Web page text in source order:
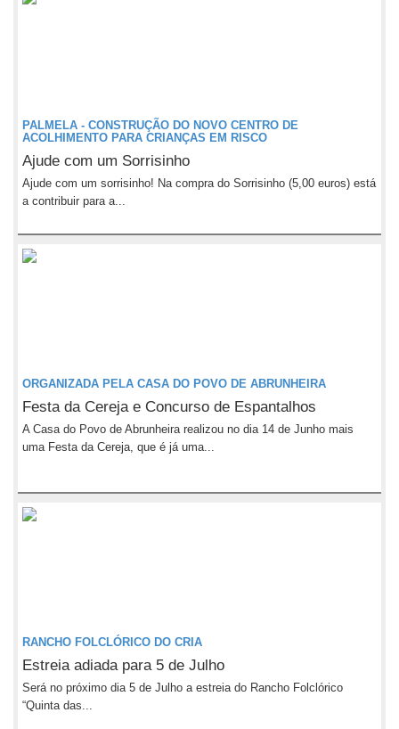
PALMELA - CONSTRUÇÃO DO NOVO CENTRO DE
ACOLHIMENTO PARA CRIANÇAS EM RISCO
Ajude com um Sorrisinho
Ajude com um sorrisinho! Na compra do Sorrisinho (5,00 euros) está
a contribuir para a...
ORGANIZADA PELA CASA DO POVO DE ABRUNHEIRA
Festa da Cereja e Concurso de Espantalhos
A Casa do Povo de Abrunheira realizou no dia 14 de Junho mais
uma Festa da Cereja, que é já uma...
RANCHO FOLCLÓRICO DO CRIA
Estreia adiada para 5 de Julho
Será no próximo dia 5 de Julho a estreia do Rancho Folclórico
“Quinta das...